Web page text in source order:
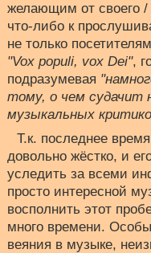
желающим от своего /
что-либо к
не только
"Vox populi, vox Dei",
подразумевая
тому, о чем судачит
музыкальных
Т.к. последнее
довольно жёстко, и
уследить за всеми
просто интересной
восполнить этот
много времени.
веяния в музыке,